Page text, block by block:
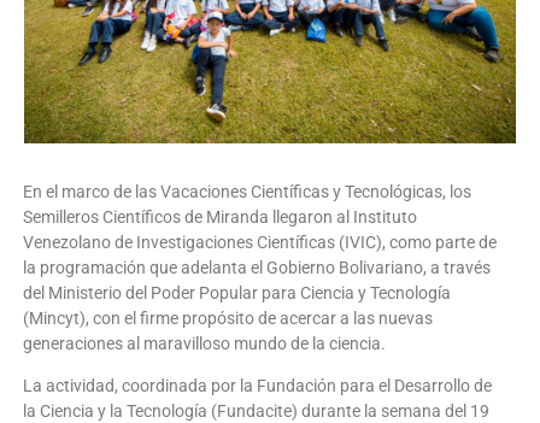
En el marco de las Vacaciones Científicas y Tecnológicas, los
Semilleros Científicos de Miranda llegaron al Instituto
Venezolano de Investigaciones Científicas (IVIC), como parte de
la programación que adelanta el Gobierno Bolivariano, a través
del Ministerio del Poder Popular para Ciencia y Tecnología
(Mincyt), con el firme propósito de acercar a las nuevas
generaciones al maravilloso mundo de la ciencia.
La actividad, coordinada por la Fundación para el Desarrollo de
la Ciencia y la Tecnología (Fundacite) durante la semana del 19